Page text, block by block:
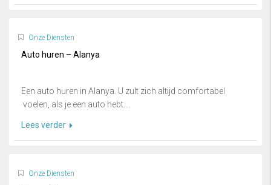
Onze Diensten
Auto huren – Alanya
Een auto huren in Alanya. U zult zich altijd comfortabel
voelen, als je een auto hebt....
Lees verder
Onze Diensten